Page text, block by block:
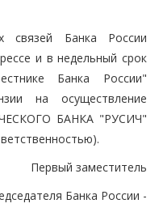
связей Банка России
и в недельный срок
Банка России"
на осуществление
БАНКА "РУСИЧ"
Первый заместитель
Банка России -